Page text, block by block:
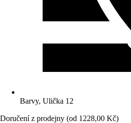
Barvy, Ulička 12
Doručení z prodejny (od 1228,00 Kč)